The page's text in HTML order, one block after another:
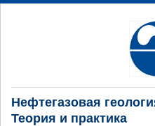
Нефтегазовая
Теория и практика